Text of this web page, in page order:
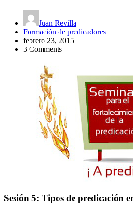
Juan Revilla
Formación de predicadores
febrero 23, 2015
3 Comments
Sesión 5: Tipos de predicación